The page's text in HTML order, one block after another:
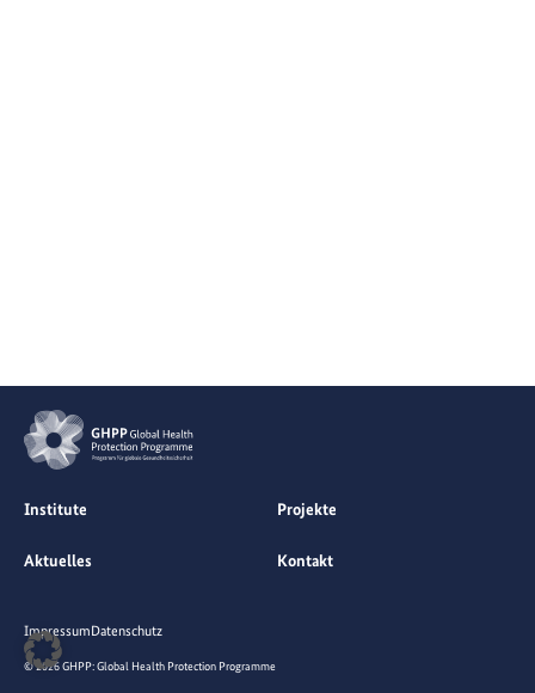
Institute Projekte
Aktuelles Kontakt
© 2026 GHPP: Global Health Protection Programme
ImpressumDatenschutz